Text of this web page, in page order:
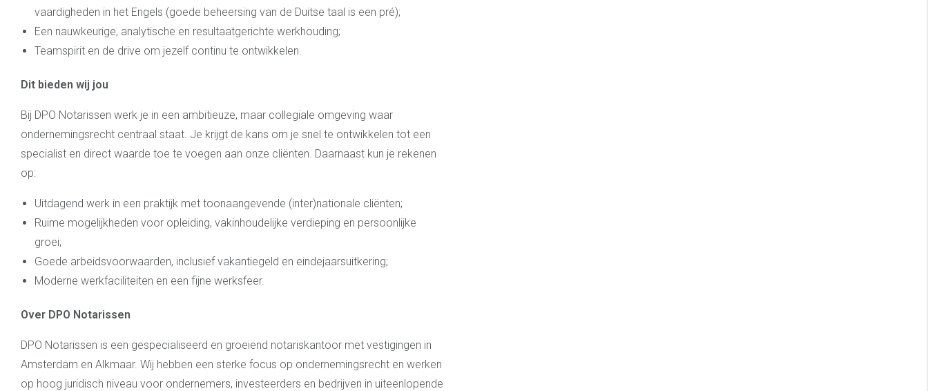
vaardigheden in het Engels (goede beheersing van de Duitse taal is een pré);
Een nauwkeurige, analytische en resultaatgerichte werkhouding;
Teamspirit en de drive om jezelf continu te ontwikkelen.
Dit bieden wij jou
Bij DPO Notarissen werk je in een ambitieuze, maar collegiale omgeving waar
ondernemingsrecht centraal staat. Je krijgt de kans om je snel te ontwikkelen tot een
specialist en direct waarde toe te voegen aan onze cliënten. Daarnaast kun je rekenen
op:
Uitdagend werk in een praktijk met toonaangevende (inter)nationale cliënten;
Ruime mogelijkheden voor opleiding, vakinhoudelijke verdieping en persoonlijke
groei;
Goede arbeidsvoorwaarden, inclusief vakantiegeld en eindejaarsuitkering;
Moderne werkfaciliteiten en een fijne werksfeer.
Over DPO Notarissen
DPO Notarissen is een gespecialiseerd en groeiend notariskantoor met vestigingen in
Amsterdam en Alkmaar. Wij hebben een sterke focus op ondernemingsrecht en werken
op hoog juridisch niveau voor ondernemers, investeerders en bedrijven in uiteenlopende